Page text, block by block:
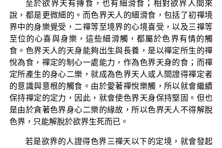
至於欲界天有摶食，也有細滑食；相對欲界人間來
說，都是更微細的。而色界天人的細滑食，包括了初禪境
界中的身樂覺受，二禪等至境界的心境喜受，以及三禪等
至位的心喜與身樂，這些細滑觸，都屬於色界有情的觸
食。色界天人的天身能夠出生與長養，是以禪定所生的禪
悅為食，禪定的制心一處能力，作為色界天身的食；而禪
定所產生的身心二樂，就成為色界天人或人間證得禪定者
的意識與意根的觸食。由於愛著禪悅樂觸，所以就會繼續
保持禪定的定力，因此，就會使色界天身保持堅固。但也
是由於貪著色界身心二樂的緣故，所以色界天人不得解脫
色界，只能解脫於欲界生死而已。
若是欲界的人證得色界三禪天以下的定境，就會發起